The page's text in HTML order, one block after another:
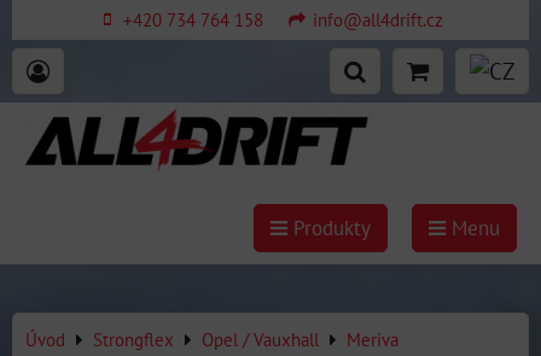
+420 734 764 158 info@all4drift.cz
Produkty Menu
Úvod Strongflex Opel / Vauxhall Meriva